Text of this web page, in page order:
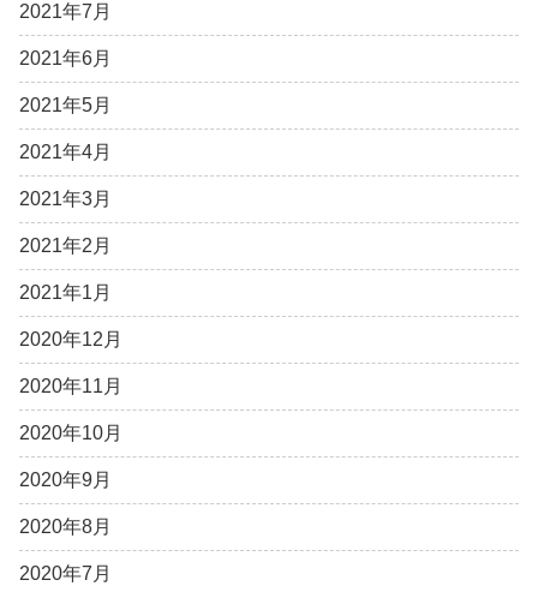
2021年7月
2021年6月
2021年5月
2021年4月
2021年3月
2021年2月
2021年1月
2020年12月
2020年11月
2020年10月
2020年9月
2020年8月
2020年7月